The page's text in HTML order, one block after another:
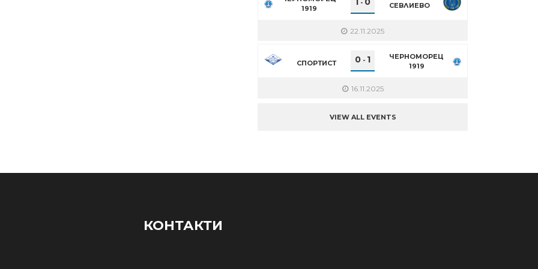
1919
- СЕВЛИЕВО
22.11.2025
СПОРТИСТ 0 - 1
ЧЕРНОМОРЕЦ
1919
16.11.2025
VIEW ALL EVENTS
КОНТАКТИ